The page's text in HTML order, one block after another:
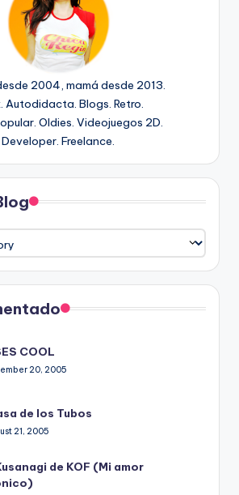
2004, mamá desde 2013.
Autodidacta. Blogs. Retro.
Oldies. Videojuegos 2D.
Developer. Freelance.
COOL
20, 2005
de los Tubos
21, 2005
de KOF (Mi amor